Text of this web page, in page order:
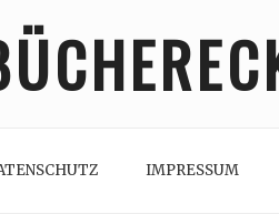
IMPRESSUM